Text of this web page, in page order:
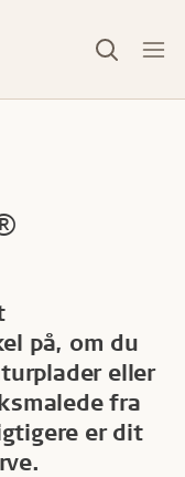
på, om du
eller
fra
er dit